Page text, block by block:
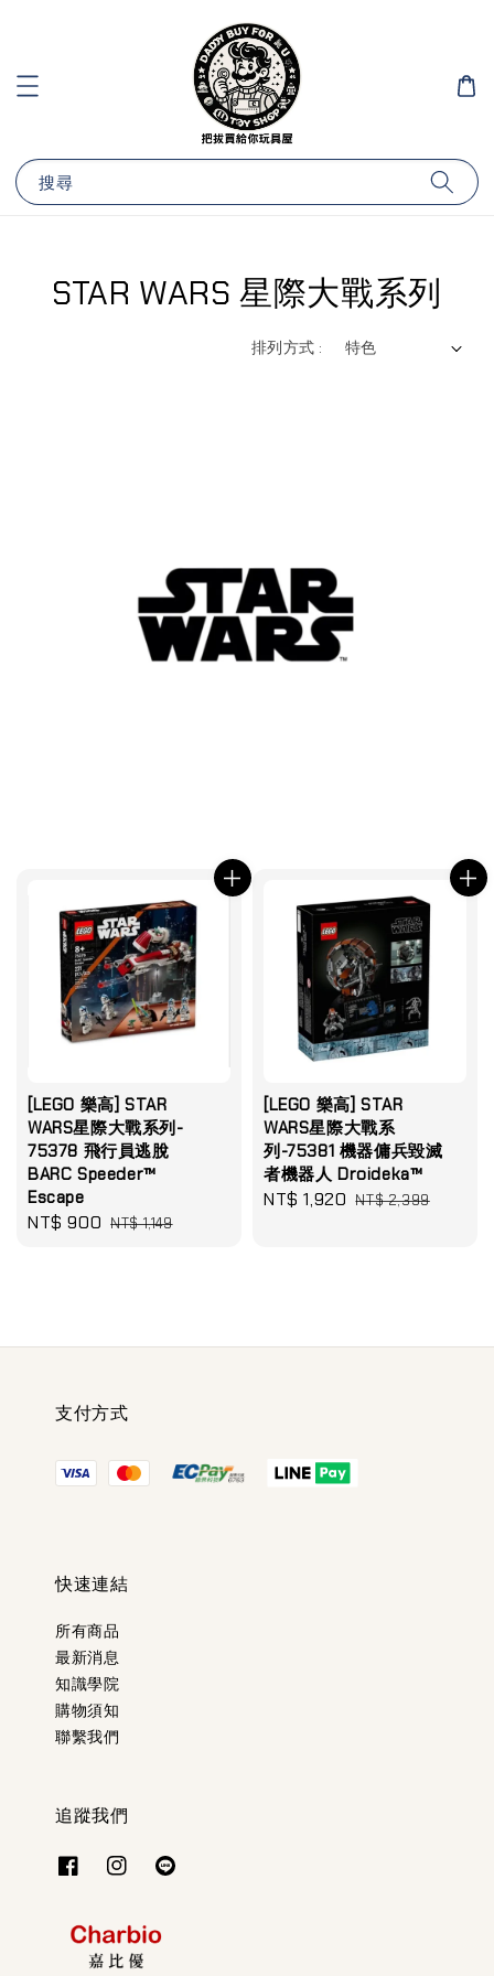
搜尋
STAR WARS 星際大戰系列
排列方式 :
[LEGO 樂高] STAR
WARS星際大戰系列-
75378 飛行員逃脫
BARC Speeder™
Escape
Sale
NT$ 900 Regular
NT$ 1,149
[LEGO 樂高] STAR
WARS星際大戰系
列-75381 機器傭兵毀滅
者機器人 Droideka™
Sale
NT$ 1,920 Regular
NT$ 2,399
支付方式
快速連結
所有商品
最新消息
知識學院
購物須知
聯繫我們
追蹤我們